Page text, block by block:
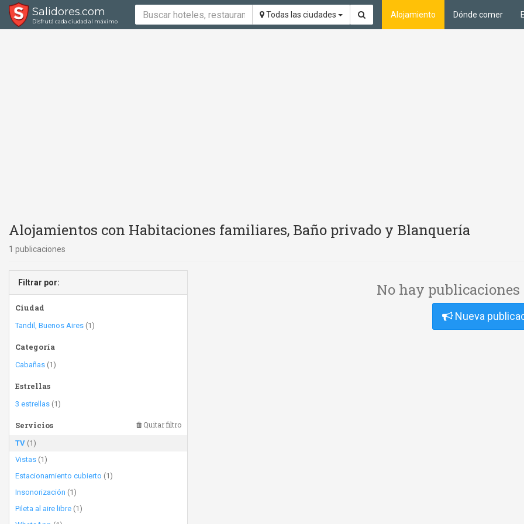
Salidores.com
Disfrutá cada ciudad al máximo
Todas las ciudades Alojamiento Dónde comer
Alojamientos con Habitaciones familiares, Baño privado y Blanquería
1 publicaciones
Filtrar por:
Ciudad
Tandil, Buenos Aires (1)
Categoría
Cabañas (1)
Estrellas
3 estrellas (1)
Servicios Quitar filtro
TV (1)
Vistas (1)
Estacionamiento cubierto (1)
Insonorización (1)
Pileta al aire libre (1)
No hay publicaciones
Nueva